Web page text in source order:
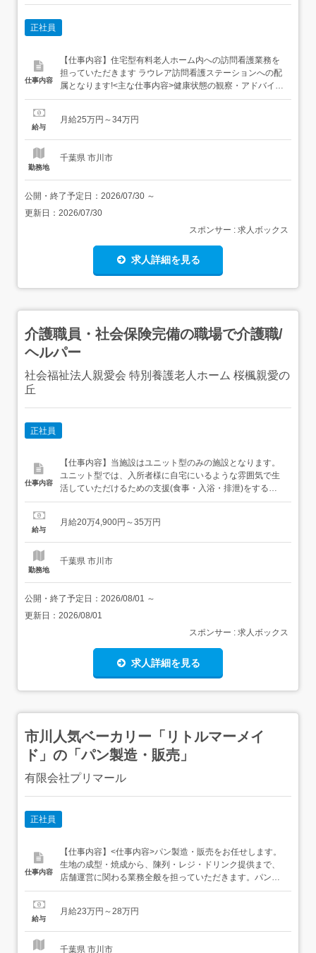
正社員
仕事内容
【仕事内容】住宅型有料老人ホーム内への訪問看護業務を
担っていただきます ラウレア訪問看護ステーションへの配
属となります!<主な仕事内容>健康状態の観察・アドバイス
医療的処置・管理症状の管理日常生活のサポート排泄・清
療養環境改善に向けたアドバイス家族など介護者からの相
給与
月給25万円～34万円
勤務地
千葉県 市川市
公開・終了予定日： 2026/07/30 ～
更新日： 2026/07/30
スポンサー : 求人ボックス
求人詳細を見る
介護職員・社会保険完備の職場で介護職/
ヘルパー
社会福祉法人親愛会 特別養護老人ホーム 桜楓親愛の
丘
正社員
仕事内容
【仕事内容】当施設はユニット型のみの施設となります。
ユニット型では、入所者様に自宅にいるような雰囲気で生
活していただけるための支援(食事・入浴・排泄)をするお
仕事です。働きながら資格の取得を目指すこともできま
を取得することで、それぞれに専門領域でのステップアッ
給与
月給20万4,900円～35万円
勤務地
千葉県 市川市
公開・終了予定日： 2026/08/01 ～
更新日： 2026/08/01
スポンサー : 求人ボックス
求人詳細を見る
市川人気ベーカリー「リトルマーメイ
ド」の「パン製造・販売」
有限会社プリマール
正社員
仕事内容
【仕事内容】<仕事内容>パン製造・販売をお任せします。
生地の成型・焼成から、陳列・レジ・ドリンク提供まで、
店舗運営に関わる業務全般を担っていただきます。パンの
製造および販売業務全般をお任せします。 未経験から本格
ンドイッチの製造(成型、焼成、仕上げ) 販売、接客、レ
給与
月給23万円～28万円
千葉県 市川市